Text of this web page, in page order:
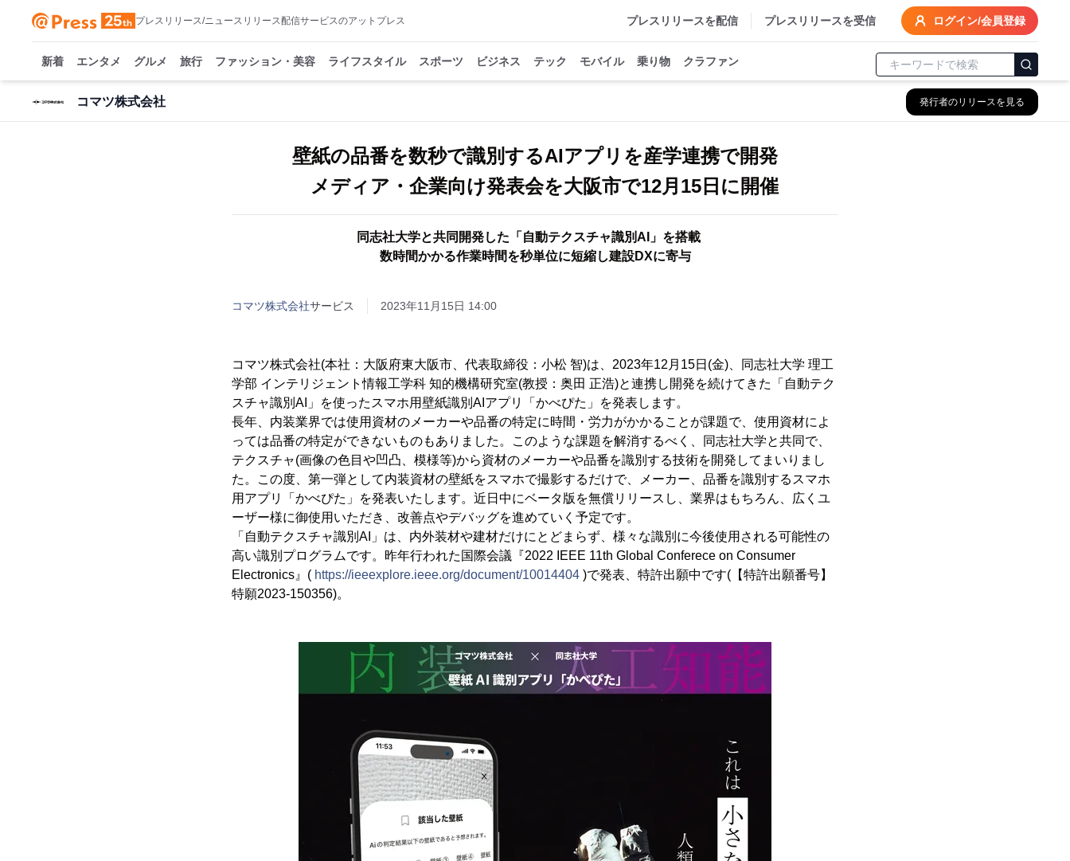
プレスリリース/ニュースリリース配信サービスのアットプレス プレスリリースを配信 プレスリリースを受信 ログイン/会員登録
新着 エンタメ グルメ 旅行 ファッション・美容 ライフスタイル スポーツ ビジネス テック モバイル 乗り物 クラファン
コマツ株式会社 発行者のリリースを見る
壁紙の品番を数秒で識別するAIアプリを産学連携で開発
メディア・企業向け発表会を大阪市で12月15日に開催
同志社大学と共同開発した「自動テクスチャ識別AI」を搭載
数時間かかる作業時間を秒単位に短縮し建設DXに寄与
コマツ株式会社サービス 2023年11月15日 14:00
コマツ株式会社(本社：大阪府東大阪市、代表取締役：小松 智)は、2023年12月15日(金)、同志社大学 理工
学部 インテリジェント情報工学科 知的機構研究室(教授：奥田 正浩)と連携し開発を続けてきた「自動テク
スチャ識別AI」を使ったスマホ用壁紙識別AIアプリ「かべぴた」を発表します。
長年、内装業界では使用資材のメーカーや品番の特定に時間・労力がかかることが課題で、使用資材によ
っては品番の特定ができないものもありました。このような課題を解消するべく、同志社大学と共同で、
テクスチャ(画像の色目や凹凸、模様等)から資材のメーカーや品番を識別する技術を開発してまいりまし
た。この度、第一弾として内装資材の壁紙をスマホで撮影するだけで、メーカー、品番を識別するスマホ
用アプリ「かべぴた」を発表いたします。近日中にベータ版を無償リリースし、業界はもちろん、広くユ
ーザー様に御使用いただき、改善点やデバッグを進めていく予定です。
「自動テクスチャ識別AI」は、内外装材や建材だけにとどまらず、様々な識別に今後使用される可能性の
高い識別プログラムです。昨年行われた国際会議『2022 IEEE 11th Global Conferece on Consumer
Electronics』( https://ieeexplore.ieee.org/document/10014404 )で発表、特許出願中です(【特許出願番号】
特願2023-150356)。